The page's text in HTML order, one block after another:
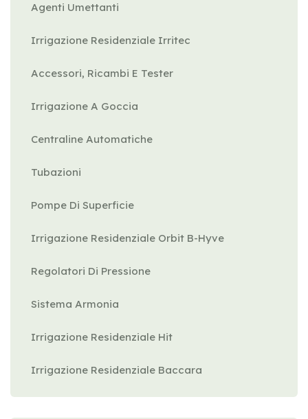
Agenti Umettanti
Irrigazione Residenziale Irritec
Accessori, Ricambi E Tester
Irrigazione A Goccia
Centraline Automatiche
Tubazioni
Pompe Di Superficie
Irrigazione Residenziale Orbit B-Hyve
Regolatori Di Pressione
Sistema Armonia
Irrigazione Residenziale Hit
Irrigazione Residenziale Baccara